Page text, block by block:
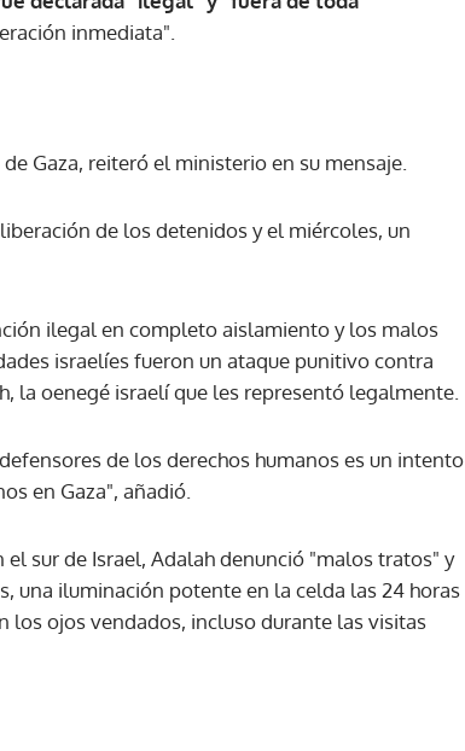
inmediata".
Gaza, reiteró el ministerio en su mensaje.
de los detenidos y el miércoles, un
ilegal en completo aislamiento y los malos
israelíes fueron un ataque punitivo contra
la oenegé israelí que les representó legalmente.
de los derechos humanos es un intento
en Gaza", añadió.
sur de Israel, Adalah denunció "malos tratos" y
una iluminación potente en la celda las 24 horas
ojos vendados, incluso durante las visitas